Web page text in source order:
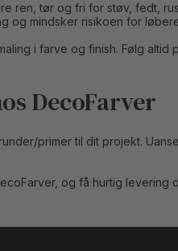
ren, tør og fri for støv, fedt,
og mindsker risikoen for
i farve og finish. Følg
DecoFarver
primer til dit projekt.
og få hurtig